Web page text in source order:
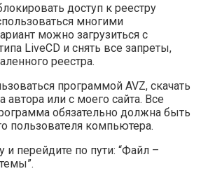
доступ к реестру
многими
можно загрузиться с
LiveCD и снять все запреты,
реестра.
программой AVZ, скачать
автора или с моего сайта. Все
обязательно должна быть
пользователя компьютера.
и перейдите по пути: “Файл –